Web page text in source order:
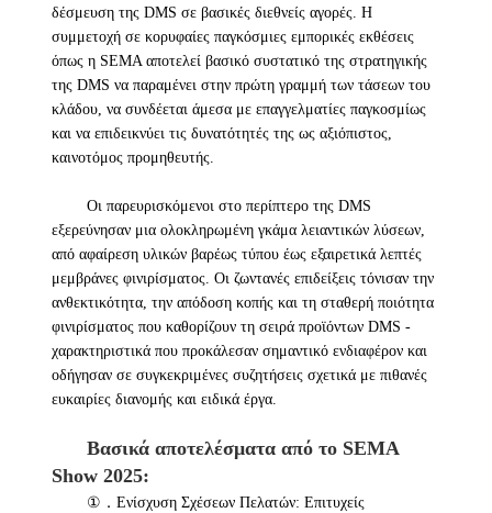
δέσμευση της DMS σε βασικές διεθνείς αγορές. Η
συμμετοχή σε κορυφαίες παγκόσμιες εμπορικές εκθέσεις
όπως η SEMA αποτελεί βασικό συστατικό της στρατηγικής
της DMS να παραμένει στην πρώτη γραμμή των τάσεων του
κλάδου, να συνδέεται άμεσα με επαγγελματίες παγκοσμίως
και να επιδεικνύει τις δυνατότητές της ως αξιόπιστος,
καινοτόμος προμηθευτής.
Οι παρευρισκόμενοι στο περίπτερο της DMS
εξερεύνησαν μια ολοκληρωμένη γκάμα λειαντικών λύσεων,
από αφαίρεση υλικών βαρέως τύπου έως εξαιρετικά λεπτές
μεμβράνες φινιρίσματος. Οι ζωντανές επιδείξεις τόνισαν την
ανθεκτικότητα, την απόδοση κοπής και τη σταθερή ποιότητα
φινιρίσματος που καθορίζουν τη σειρά προϊόντων DMS -
χαρακτηριστικά που προκάλεσαν σημαντικό ενδιαφέρον και
οδήγησαν σε συγκεκριμένες συζητήσεις σχετικά με πιθανές
ευκαιρίες διανομής και ειδικά έργα.
Βασικά αποτελέσματα από το SEMA
Show 2025:
①．Ενίσχυση Σχέσεων Πελατών: Επιτυχείς